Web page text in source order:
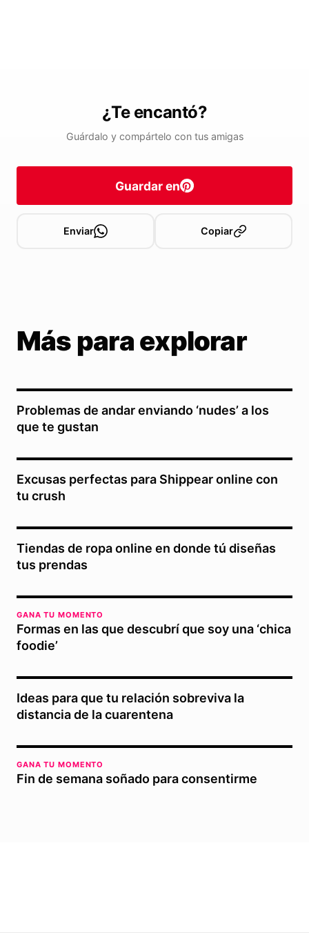
¿Te encantó?
Guárdalo y compártelo con tus amigas
Guardar en
Enviar Copiar
Más para explorar
Problemas de andar enviando ‘nudes’ a los
que te gustan
Excusas perfectas para Shippear online con
tu crush
Tiendas de ropa online en donde tú diseñas
tus prendas
GANA TU MOMENTO
Formas en las que descubrí que soy una ‘chica
foodie’
Ideas para que tu relación sobreviva la
distancia de la cuarentena
GANA TU MOMENTO
Fin de semana soñado para consentirme